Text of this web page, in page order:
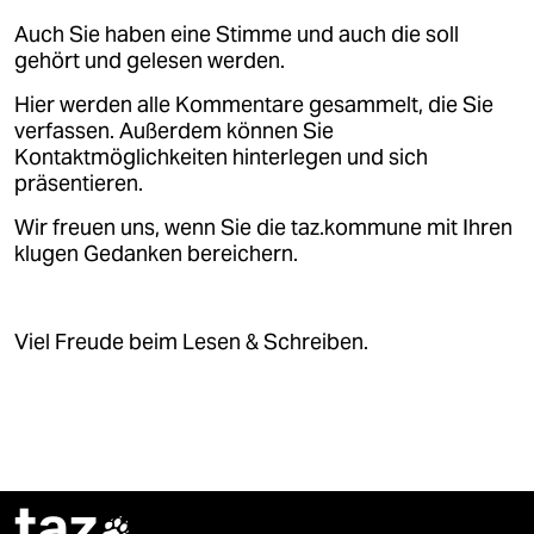
Auch Sie haben eine Stimme und auch die soll
gehört und gelesen werden.
Hier werden alle Kommentare gesammelt, die Sie
verfassen. Außerdem können Sie
Kontaktmöglichkeiten hinterlegen und sich
präsentieren.
Wir freuen uns, wenn Sie die taz.kommune mit Ihren
klugen Gedanken bereichern.
Viel Freude beim Lesen & Schreiben.